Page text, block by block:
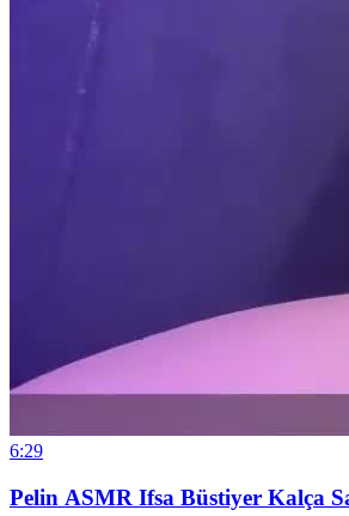
6:29
Pelin ASMR Ifsa Büstiyer Kalça